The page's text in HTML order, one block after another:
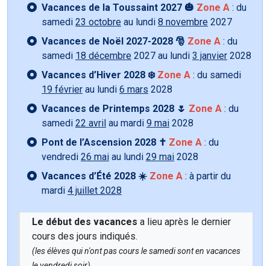
Vacances de la Toussaint 2027 🎃 Zone A : du
samedi 23 octobre au lundi 8 novembre 2027
Vacances de Noël 2027-2028 🎅 Zone A : du
samedi 18 décembre 2027 au lundi 3 janvier 2028
Vacances d’Hiver 2028 ❄️ Zone A : du samedi
19 février au lundi 6 mars 2028
Vacances de Printemps 2028 🌷 Zone A : du
samedi 22 avril au mardi 9 mai 2028
Pont de l’Ascension 2028 ✝️ Zone A : du
vendredi 26 mai au lundi 29 mai 2028
Vacances d’Été 2028 ☀️ Zone A : à partir du
mardi 4 juillet 2028
Le début des vacances a lieu après le dernier
cours des jours indiqués.
(les élèves qui n'ont pas cours le samedi sont en vacances